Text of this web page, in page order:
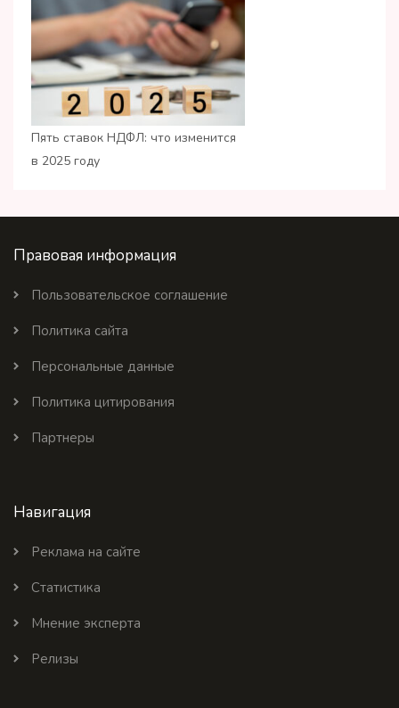
Пять ставок НДФЛ: что изменится
в 2025 году
Правовая информация
Пользовательское соглашение
Политика сайта
Персональные данные
Политика цитирования
Партнеры
Навигация
Реклама на сайте
Статистика
Мнение эксперта
Релизы